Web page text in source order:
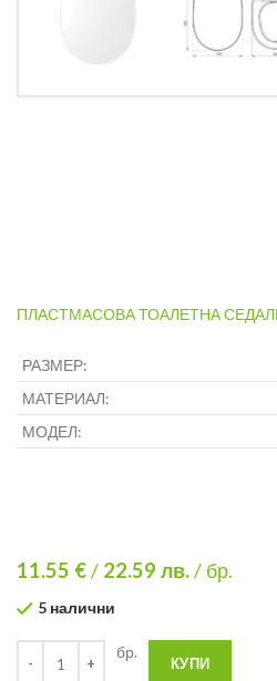
ПЛАСТМАСОВА ТОАЛЕТНА
РАЗМЕР:
МАТЕРИАЛ:
МОДЕЛ:
11.55 €/ 22.59 лв./ бр.
5 налични
бр.
КУПИ